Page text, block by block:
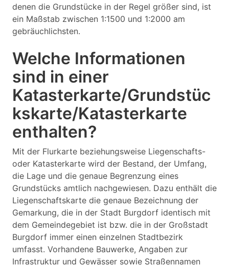
denen die Grundstücke in der Regel größer sind, ist
ein Maßstab zwischen 1:1500 und 1:2000 am
gebräuchlichsten.
Welche Informationen
sind in einer
Katasterkarte/Grundstüc
kskarte/Katasterkarte
enthalten?
Mit der Flurkarte beziehungsweise Liegenschafts-
oder Katasterkarte wird der Bestand, der Umfang,
die Lage und die genaue Begrenzung eines
Grundstücks amtlich nachgewiesen. Dazu enthält die
Liegenschaftskarte die genaue Bezeichnung der
Gemarkung, die in der Stadt Burgdorf identisch mit
dem Gemeindegebiet ist bzw. die in der Großstadt
Burgdorf immer einen einzelnen Stadtbezirk
umfasst. Vorhandene Bauwerke, Angaben zur
Infrastruktur und Gewässer sowie Straßennamen